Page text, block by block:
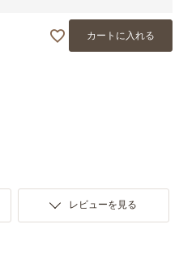
カートに入れる
レビューを見る